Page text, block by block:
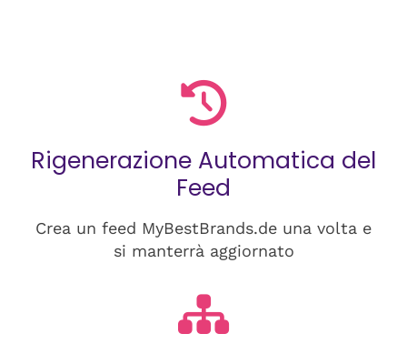
Rigenerazione Automatica del
Feed
Crea un feed MyBestBrands.de una volta e
si manterrà aggiornato